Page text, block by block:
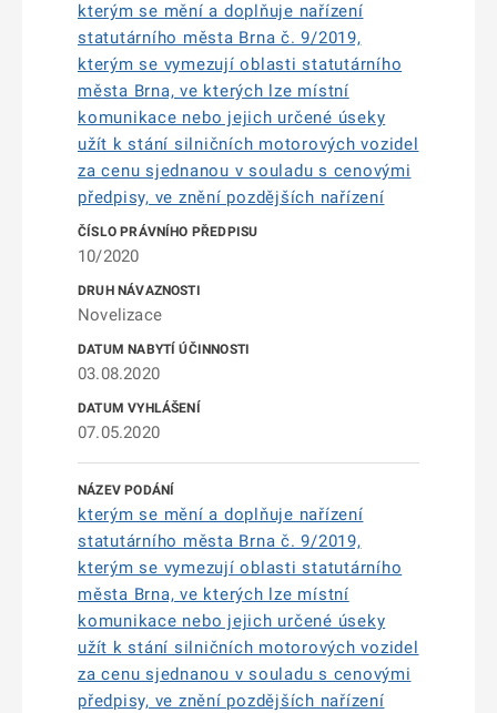
kterým se mění a doplňuje nařízení
statutárního města Brna č. 9/2019,
kterým se vymezují oblasti statutárního
města Brna, ve kterých lze místní
komunikace nebo jejich určené úseky
užít k stání silničních motorových vozidel
za cenu sjednanou v souladu s cenovými
předpisy, ve znění pozdějších nařízení
10/2020
Novelizace
03.08.2020
07.05.2020
kterým se mění a doplňuje nařízení
statutárního města Brna č. 9/2019,
kterým se vymezují oblasti statutárního
města Brna, ve kterých lze místní
komunikace nebo jejich určené úseky
užít k stání silničních motorových vozidel
za cenu sjednanou v souladu s cenovými
předpisy, ve znění pozdějších nařízení